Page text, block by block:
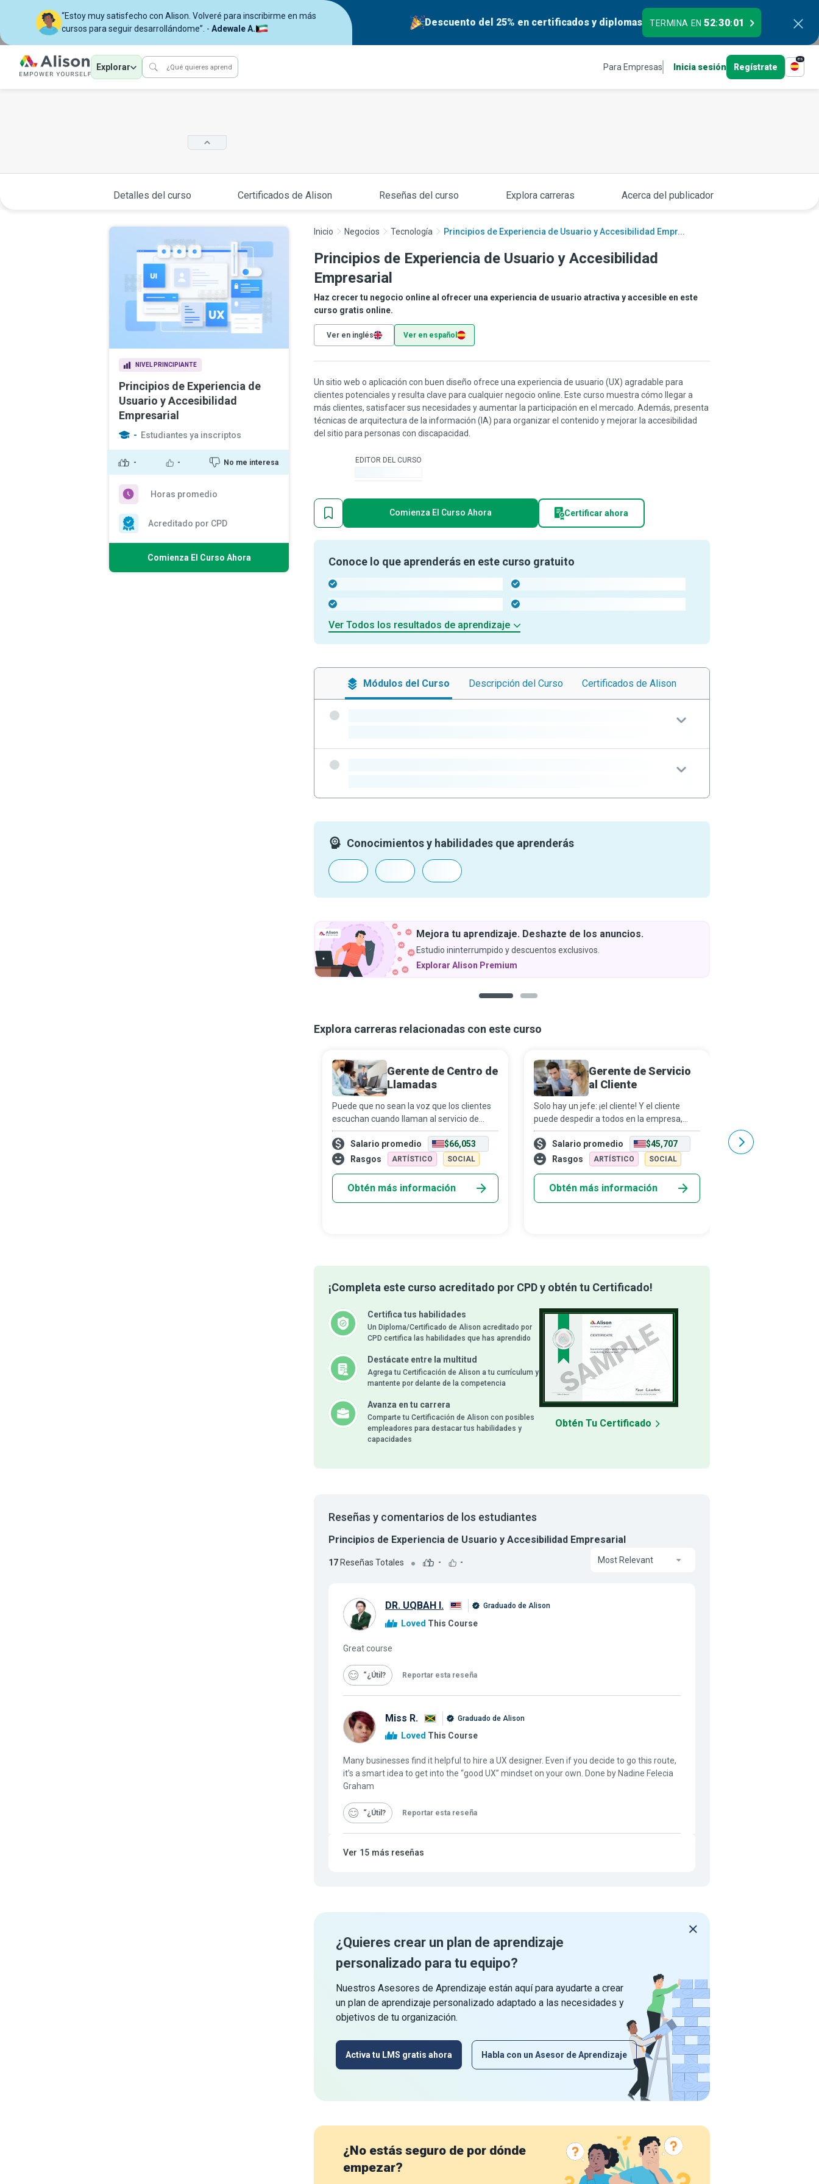
“Estoy muy satisfecho con Alison. Volveré para inscribirme en más
cursos para seguir desarrollándome”. - Adewale A.
Descuento del 25% en certificados y diplomas TERMINA EN52:30:00
Explorar Para Empresas Inicia sesión Regístrate
es
Detalles del curso Certificados de Alison Reseñas del curso Explora carreras Acerca del publicador
NIVEL PRINCIPIANTE
Principios de Experiencia de
Usuario y Accesibilidad
Empresarial
- Estudiantes ya inscriptos
- - No me interesa
Horas promedio
Acreditado por CPD
Comienza El Curso Ahora
Inicio Negocios Tecnología Principios de Experiencia de Usuario y Accesibilidad Empr...
Principios de Experiencia de Usuario y Accesibilidad
Empresarial
Haz crecer tu negocio online al ofrecer una experiencia de usuario atractiva y accesible en este
curso gratis online.
Ver en inglés Ver en español
Un sitio web o aplicación con buen diseño ofrece una experiencia de usuario (UX) agradable para
clientes potenciales y resulta clave para cualquier negocio online. Este curso muestra cómo llegar a
más clientes, satisfacer sus necesidades y aumentar la participación en el mercado. Además, presenta
técnicas de arquitectura de la información (IA) para organizar el contenido y mejorar la accesibilidad
del sitio para personas con discapacidad.
EDITOR DEL CURSO
Comienza El Curso Ahora Certificar ahora
Conoce lo que aprenderás en este curso gratuito
Ver Todos los resultados de aprendizaje
Módulos del Curso Descripción del Curso Certificados de Alison
Conocimientos y habilidades que aprenderás
Mejora tu aprendizaje. Deshazte de los anuncios.
Estudio ininterrumpido y descuentos exclusivos.
Explorar Alison Premium
Explora carreras relacionadas con este curso
Gerente de Centro de
Llamadas
Puede que no sean la voz que los clientes
escuchan cuando llaman al servicio de
atención o reciben una llamada de una
empresa, pero los gerentes de centro de
llamadas son quienes garantizan el buen
Salario promedio
$66,053
Rasgos
ARTÍSTICO SOCIAL
Obtén más información
Gerente de Servicio
al Cliente
Solo hay un jefe: ¡el cliente! Y el cliente
puede despedir a todos en la empresa,
desde el presidente del consejo hacia
abajo, simplemente gastando su dinero en
otro lugar. Los Gerentes de servicio al
Salario promedio
$45,707
Rasgos
ARTÍSTICO SOCIAL
Obtén más información
para ayudar a sus
Actúan como
las compañías
Salario promedio
¡Completa este curso acreditado por CPD y obtén tu Certificado!
Certifica tus habilidades
Un Diploma/Certificado de Alison acreditado por
CPD certifica las habilidades que has aprendido
Destácate entre la multitud
Agrega tu Certificación de Alison a tu currículum y
mantente por delante de la competencia
Avanza en tu carrera
Comparte tu Certificación de Alison con posibles
empleadores para destacar tus habilidades y
capacidades
Obtén Tu Certificado
Reseñas y comentarios de los estudiantes
Principios de Experiencia de Usuario y Accesibilidad Empresarial
17Reseñas Totales - - Most Relevant
DR. UQBAH I. Graduado de Alison
Loved This Course
Great course
“¿Útil Reportar esta reseña
Miss R. Graduado de Alison
Loved This Course
Many businesses find it helpful to hire a UX designer. Even if you decide to go this route,
it’s a smart idea to get into the “good UX” mindset on your own. Done by Nadine Felecia
Graham
“¿Útil Reportar esta reseña
Ver 15 más reseñas
¿Quieres crear un plan de aprendizaje
personalizado para tu equipo?
Nuestros Asesores de Aprendizaje están aquí para ayudarte a crear
un plan de aprendizaje personalizado adaptado a las necesidades y
objetivos de tu organización.
Activa tu LMS gratis ahora Habla con un Asesor de Aprendizaje
¿No estás seguro de por dónde
empezar?